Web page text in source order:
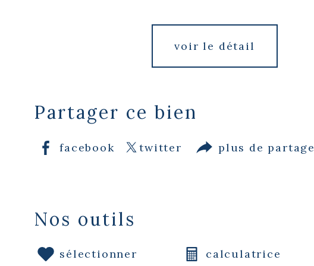
voir le détail
Partager ce bien
facebook twitter plus de partage
Nos outils
sélectionner calculatrice